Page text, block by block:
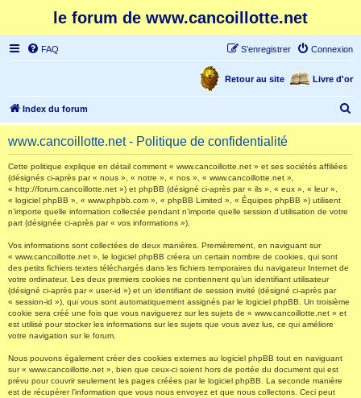
le forum de www.cancoillotte.net
FAQ Connexion
S’enregistrer
Livre d'or
Retour au site
Index du forum
e
www.cancoillotte.net - Politique de confidentialité
Cette politique explique en détail comment « www.cancoillotte.net » et ses sociétés affiliées
(désignés ci-après par « nous », « notre », « nos », « www.cancoillotte.net »,
« http://forum.cancoillotte.net ») et phpBB (désigné ci-après par « ils », « eux », « leur »,
« logiciel phpBB », « www.phpbb.com », « phpBB Limited », « Équipes phpBB ») utilisent
n’importe quelle information collectée pendant n’importe quelle session d’utilisation de votre
part (désignée ci-après par « vos informations »).
Vos informations sont collectées de deux manières. Premièrement, en naviguant sur
« www.cancoillotte.net », le logiciel phpBB créera un certain nombre de cookies, qui sont
des petits fichiers textes téléchargés dans les fichiers temporaires du navigateur Internet de
votre ordinateur. Les deux premiers cookies ne contiennent qu’un identifiant utilisateur
(désigné ci-après par « user-id ») et un identifiant de session invité (désigné ci-après par
« session-id »), qui vous sont automatiquement assignés par le logiciel phpBB. Un troisième
cookie sera créé une fois que vous naviguerez sur les sujets de « www.cancoillotte.net » et
est utilisé pour stocker les informations sur les sujets que vous avez lus, ce qui améliore
votre navigation sur le forum.
Nous pouvons également créer des cookies externes au logiciel phpBB tout en naviguant
sur « www.cancoillotte.net », bien que ceux-ci soient hors de portée du document qui est
prévu pour couvrir seulement les pages créées par le logiciel phpBB. La seconde manière
est de récupérer l’information que vous nous envoyez et que nous collectons. Ceci peut